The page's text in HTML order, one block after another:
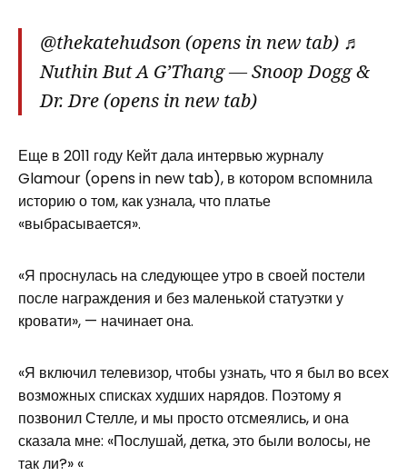
@thekatehudson (opens in new tab) ♬
Nuthin But A G’Thang — Snoop Dogg &
Dr. Dre (opens in new tab)
Еще в 2011 году Кейт дала интервью журналу
Glamour (opens in new tab), в котором вспомнила
историю о том, как узнала, что платье
«выбрасывается».
«Я проснулась на следующее утро в своей постели
после награждения и без маленькой статуэтки у
кровати», — начинает она.
«Я включил телевизор, чтобы узнать, что я был во всех
возможных списках худших нарядов. Поэтому я
позвонил Стелле, и мы просто отсмеялись, и она
сказала мне: «Послушай, детка, это были волосы, не
так ли?» «